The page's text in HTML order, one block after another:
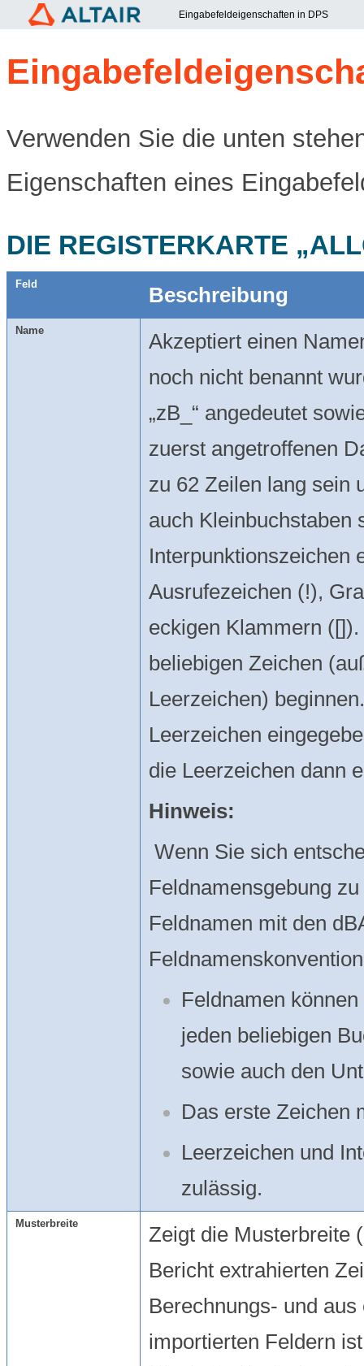
Eingabefeldeigenschaften in DPS
Verwenden Sie die unten
Eigenschaften eines
DIE REGISTERKARTE
Feld Beschreibung
Name
Akzeptiert einen
noch nicht benannt
„zB_“ angedeutet
zuerst angetroffenen
zu 62 Zeilen lang sein
auch Kleinbuchstaben
Interpunktionszeichen
Ausrufezeichen (!),
eckigen Klammern
beliebigen Zeichen
Leerzeichen)
Leerzeichen
die Leerzeichen dann
Hinweis:
Wenn Sie sich
Feldnamensgebung
Feldnamen mit den
Feldnamen
jeden beliebigen
sowie auch den
Das erste Zeichen
Leerzeichen und
zulässig.
Musterbreite
Zeigt die Musterbreite
Bericht extrahierten
Berechnungs- und
importierten Feldern